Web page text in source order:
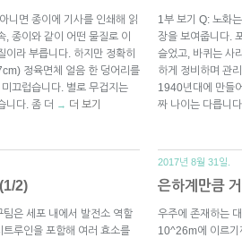
니면 종이에 기사를 인쇄해 읽
종이와 같이 어떤 물질로 이
라 부릅니다. 하지만 정확히
정육면체 얼음 한 덩어리를
끄럽습니다. 별로 무겁지는
니다. 좀 더 → 더 보기
1부 보기 Q: 노화
장을 보여줍니다.
슬었고, 바퀴는 사
하게 정비하며 관
1940년대에 만들
짜 나이는 다릅니
2)
은 세포 내에서 발전소 역할
루인을 포함해 여러 효소를
2017년 8월 31일.
은하계만큼
우주에 존재하는
10^26m에 이르기